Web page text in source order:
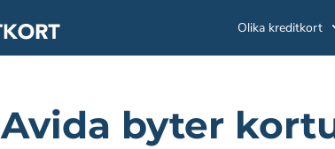
Olika kreditkort
Avida byter